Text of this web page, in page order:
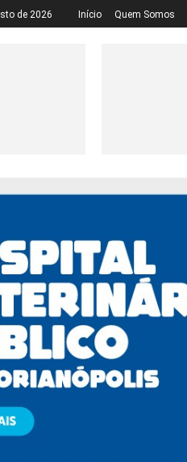
de 2026 Início Quem Somos